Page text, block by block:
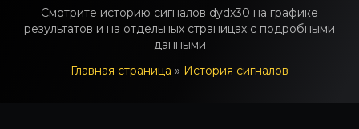
Смотрите историю сигналов dydx30 на графике
результатов и на отдельных страницах с подробными
данными
Главная страница » История сигналов